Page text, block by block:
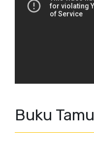
Buku Tamu